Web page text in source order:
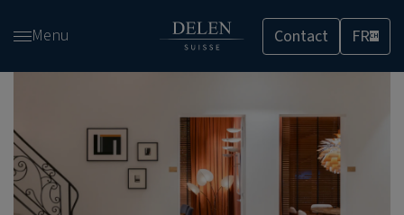
Menu Contact FRCH